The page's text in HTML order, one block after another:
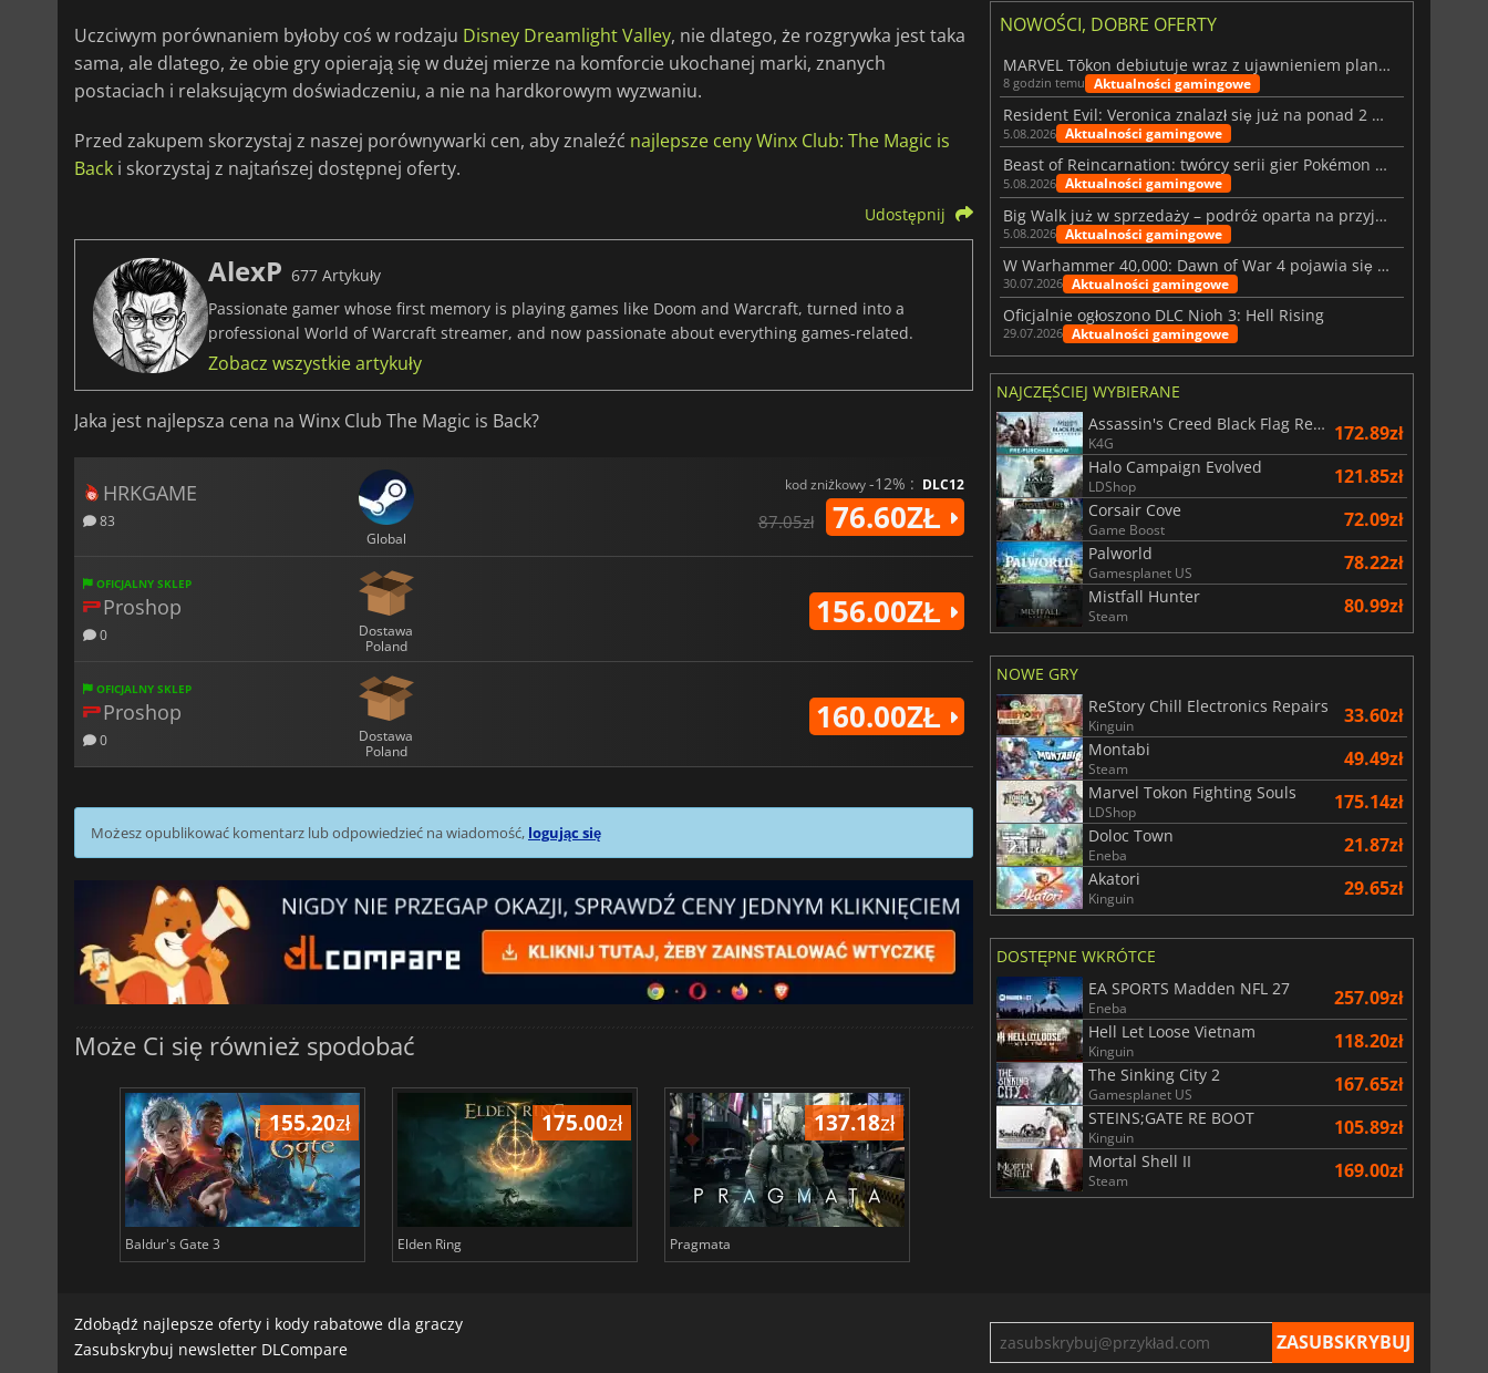
Uczciwym porównaniem byłoby coś w rodzaju Disney Dreamlight Valley, nie dlatego, że rozgrywka jest taka
sama, ale dlatego, że obie gry opierają się w dużej mierze na komforcie ukochanej marki, znanych
postaciach i relaksującym doświadczeniu, a nie na hardkorowym wyzwaniu.
Przed zakupem skorzystaj z naszej porównywarki cen, aby znaleźć najlepsze ceny Winx Club: The Magic is
Back i skorzystaj z najtańszej dostępnej oferty.
Udostępnij
AlexP 677 Artykuły
Passionate gamer whose first memory is playing games like Doom and Warcraft, turned into a
professional World of Warcraft streamer, and now passionate about everything games-related.
Zobacz wszystkie artykuły
Jaka jest najlepsza cena na Winx Club The Magic is Back?
HRKGAME
83
Global
kod zniżkowy-12% : DLC12
87.05zł 76.60ZŁ
OFICJALNY SKLEP
Proshop
0
Dostawa
Poland
156.00ZŁ
OFICJALNY SKLEP
Proshop
0
Dostawa
Poland
160.00ZŁ
Możesz opublikować komentarz lub odpowiedzieć na wiadomość, logując się
Może Ci się również spodobać
155.20zł
Baldur's Gate 3
175.00zł
Elden Ring
137.18zł
Pragmata
29.01zł 66.54
NOWOŚCI, DOBRE OFERTY
MARVEL Tōkon debiutuje wraz z ujawnieniem planu rozwoju na pierwszy rok
8 godzin temu Aktualności gamingowe
Resident Evil: Veronica znalazł się już na ponad 2 milionach list życzeń
5.08.2026 Aktualności gamingowe
Beast of Reincarnation: twórcy serii gier Pokémon wkraczają na nową ścieżkę
5.08.2026 Aktualności gamingowe
Big Walk już w sprzedaży – podróż oparta na przyjaźni
5.08.2026 Aktualności gamingowe
W Warhammer 40,000: Dawn of War 4 pojawia się frakcja Nekronów
30.07.2026 Aktualności gamingowe
Oficjalnie ogłoszono DLC Nioh 3: Hell Rising
29.07.2026 Aktualności gamingowe
NAJCZĘŚCIEJ WYBIERANE
Assassin's Creed Black Flag Resynced
K4G 172.89zł
Halo Campaign Evolved
LDShop 121.85zł
Corsair Cove
Game Boost 72.09zł
Palworld
Gamesplanet US 78.22zł
Mistfall Hunter
Steam 80.99zł
NOWE GRY
ReStory Chill Electronics Repairs
Kinguin 33.60zł
Montabi
Steam 49.49zł
Marvel Tokon Fighting Souls
LDShop 175.14zł
Doloc Town
Eneba 21.87zł
Akatori
Kinguin 29.65zł
DOSTĘPNE WKRÓTCE
EA SPORTS Madden NFL 27
Eneba 257.09zł
Hell Let Loose Vietnam
Kinguin 118.20zł
The Sinking City 2
Gamesplanet US 167.65zł
STEINS;GATE RE BOOT
Kinguin 105.89zł
Mortal Shell II
Steam 169.00zł
Zdobądź najlepsze oferty i kody rabatowe dla graczy
Zasubskrybuj newsletter DLCompare